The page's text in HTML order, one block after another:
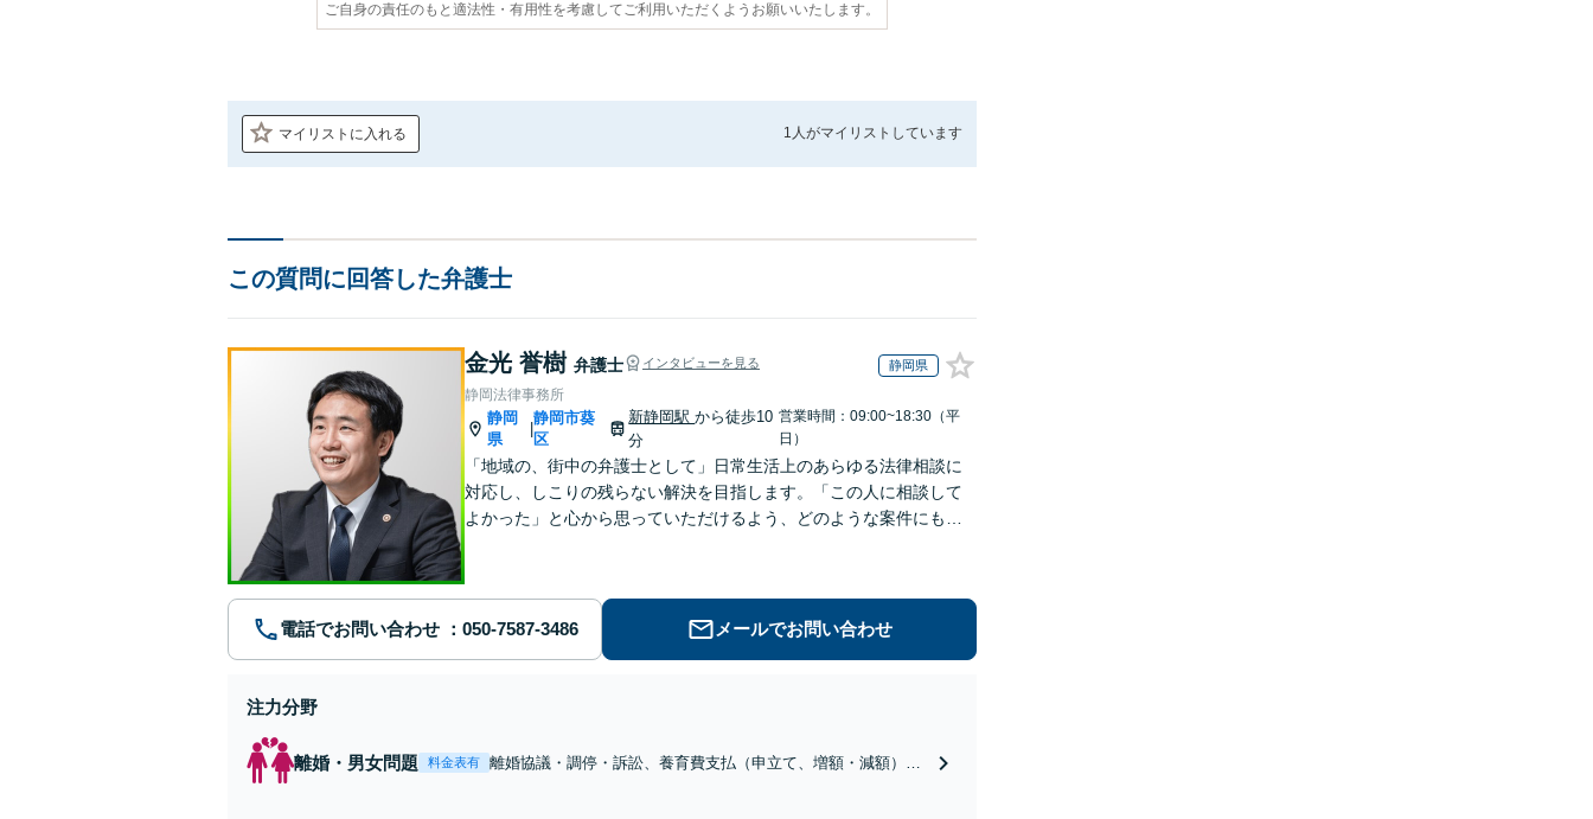
ご自身の責任のもと適法性・有用性を考慮してご利用いただくようお願いいたします。
マイリストに入れる 1人がマイリストしています
この質問に回答した弁護士
金光 誉樹 弁護士 インタビューを見る 静岡県
静岡法律事務所
静岡
県
|
静岡市葵
区
新静岡駅から徒歩10
分
営業時間：09:00~18:30（平
日）
「地域の、街中の弁護士として」日常生活上のあらゆる法律相談に
対応し、しこりの残らない解決を目指します。「この人に相談して
よかった」と心から思っていただけるよう、どのような案件にも誠
電話でお問い合わせ メールでお問い合わせ
注力分野
離婚・男女問題 料金表有
離婚協議・調停・訴訟、養育費支払（申立て、増額・減額）、